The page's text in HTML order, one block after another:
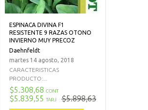
ESPINACA DIVINA F1
RESISTENTE 9 RAZAS OTONO
INVIERNO MUY PRECOZ
Daehnfeldt
martes 14 agosto, 2018
CARACTERISTICAS
PRODUCTO:...
$5.308,68 CONT
$5.839,55 TARJ $5.898,63